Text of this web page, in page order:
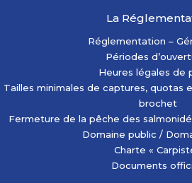
La
Réglementation –
Périodes
Heures légales de
Tailles minimales de captures,
brochet
Fermeture de la pêche des
Domaine public /
Charte «
Documents